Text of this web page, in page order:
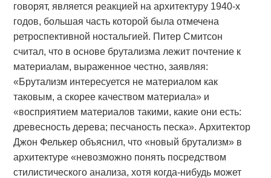
говорят, является реакцией на архитектуру 1940-х
годов, большая часть которой была отмечена
ретроспективной ностальгией. Питер Смитсон
считал, что в основе брутализма лежит почтение к
материалам, выраженное честно, заявляя:
«Брутализм интересуется не материалом как
таковым, а скорее качеством материала» и
«восприятием материалов такими, какие они есть:
древесность дерева; песчаность песка». Архитектор
Джон Фелькер объяснил, что «новый брутализм» в
архитектуре «невозможно понять посредством
стилистического анализа, хотя когда-нибудь может